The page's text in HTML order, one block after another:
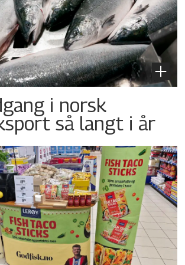
i norsk
så langt i år